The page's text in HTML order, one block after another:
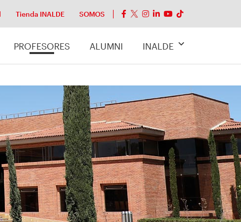
Tienda INALDE SOMOS
PROFESORES ALUMNI INALDE